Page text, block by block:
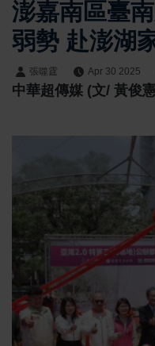
澎嘉南區臺
弱勢 赴澎湖
金張噬霆 Apr 30 2025
中華超傳媒 (文/ 黃俊